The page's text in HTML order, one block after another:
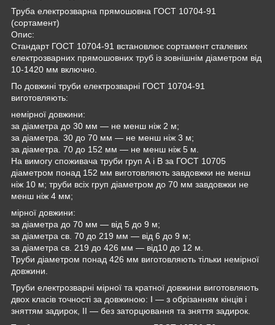
Труба електрозварна прямошовна ГОСТ 10704-91
(сортамент)
Опис:
Стандарт ГОСТ 10704-91 встановлює сортамент сталевих
електрозварних прямошовних труб із зовнішнім діаметром від
10-1420 мм включно.
По довжині труби електрозварні ГОСТ 10704-91
виготовляють:
немірної довжини:
за діаметра до 30 мм — не менш ніж 2 м;
за діаметра. 30 до 70 мм — не менш ніж 3 м;
за діаметра. 70 до 152 мм — не менш ніж 5 м.
На вимогу споживача труби груп А і В за ГОСТ 10705
діаметром понад 152 мм виготовляють завдовжки не менш
ніж 10 м; труби всіх груп діаметром до 70 мм завдовжки не
менш ніж 4 мм;
мірної довжини:
за діаметра до 70 мм — від 5 до 9 м;
за діаметра св. 70 до 219 мм — від 6 до 9 м;
за діаметра св. 219 до 426 мм — від10 до 12 м.
Труби діаметром понад 426 мм виготовляють тільки немірної
довжини.
Труби електрозварні мірної та кратної довжини виготовляють
двох класів точності за довжиною: I — з обрізанням кінців і
зняттям задирок, II — без заторцювання та зняття задирок.